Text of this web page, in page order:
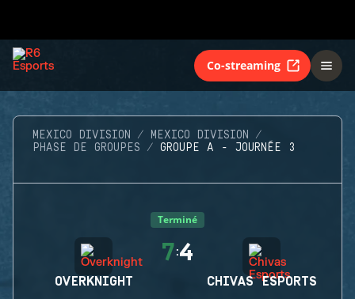
Co-streaming
MEXICO DIVISION
MEXICO DIVISION
PHASE DE GROUPES
GROUPE A - JOURNÉE 3
Terminé
OVERKNIGHT
7:4
CHIVAS ESPORTS